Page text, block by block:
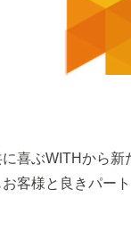
喜ぶWITHから
客様と良きパー